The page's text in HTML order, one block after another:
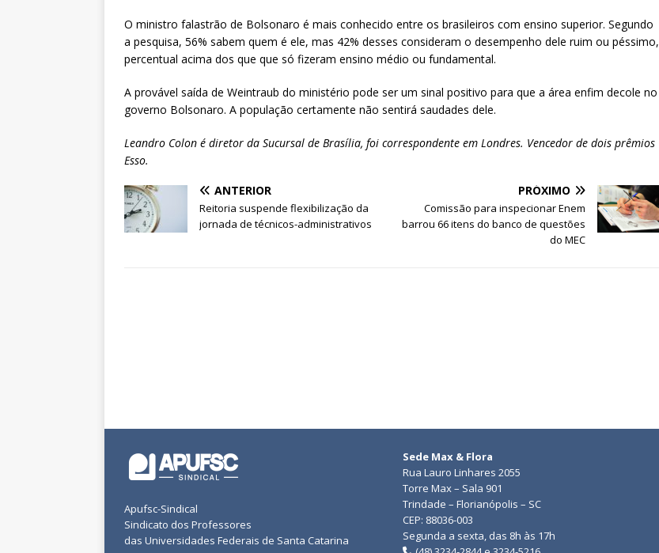
O ministro falastrão de Bolsonaro é mais conhecido entre os brasileiros com ensino superior. Segundo
a pesquisa, 56% sabem quem é ele, mas 42% desses consideram o desempenho dele ruim ou péssimo,
percentual acima dos que que só fizeram ensino médio ou fundamental.
A provável saída de Weintraub do ministério pode ser um sinal positivo para que a área enfim decole no
governo Bolsonaro. A população certamente não sentirá saudades dele.
Leandro Colon é diretor da Sucursal de Brasília, foi correspondente em Londres. Vencedor de dois prêmios
Esso.
ANTERIOR
Reitoria suspende flexibilização da
jornada de técnicos-administrativos
PRÓXIMO
Comissão para inspecionar Enem
barrou 66 itens do banco de questões
do MEC
Apufsc-Sindical
Sindicato dos Professores
das Universidades Federais de Santa Catarina
Sede Max & Flora
Rua Lauro Linhares 2055
Torre Max – Sala 901
Trindade – Florianópolis – SC
CEP: 88036-003
Segunda a sexta, das 8h às 17h